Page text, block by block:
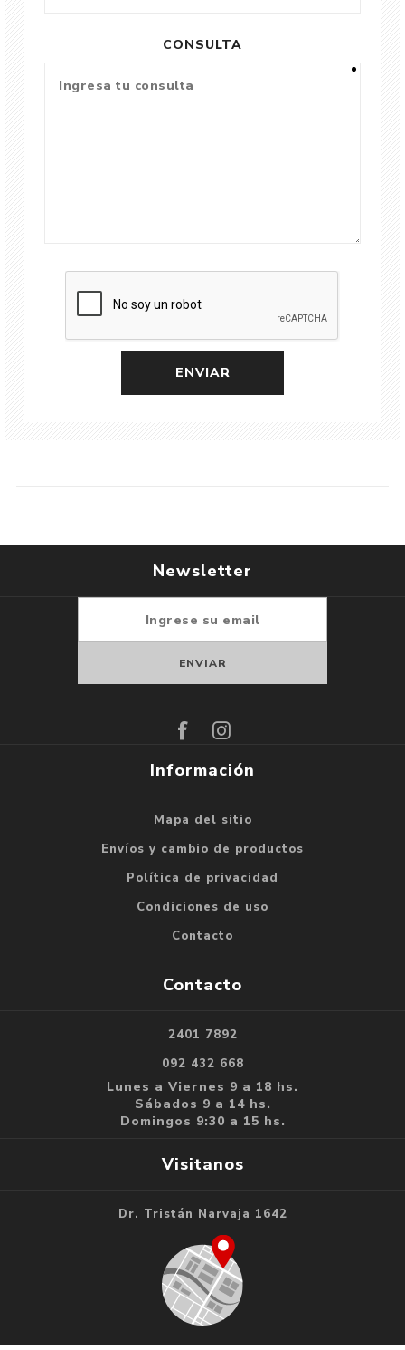
CONSULTA
Newsletter
Información
Mapa del sitio
Envíos y cambio de productos
Política de privacidad
Condiciones de uso
Contacto
Contacto
2401 7892
092 432 668
Lunes a Viernes 9 a 18 hs.
Sábados 9 a 14 hs.
Domingos 9:30 a 15 hs.
Visitanos
Dr. Tristán Narvaja 1642